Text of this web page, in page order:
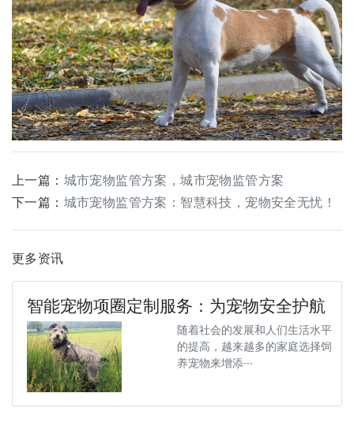
上一篇： 城市宠物监管方案，城市宠物监管方案
下一篇： 城市宠物监管方案：智慧科技，宠物安全无忧！
更多资讯
智能宠物项圈定制服务：为宠物安全护航
随着社会的发展和人们生活水平
的提高，越来越多的家庭选择饲
养宠物来增添···